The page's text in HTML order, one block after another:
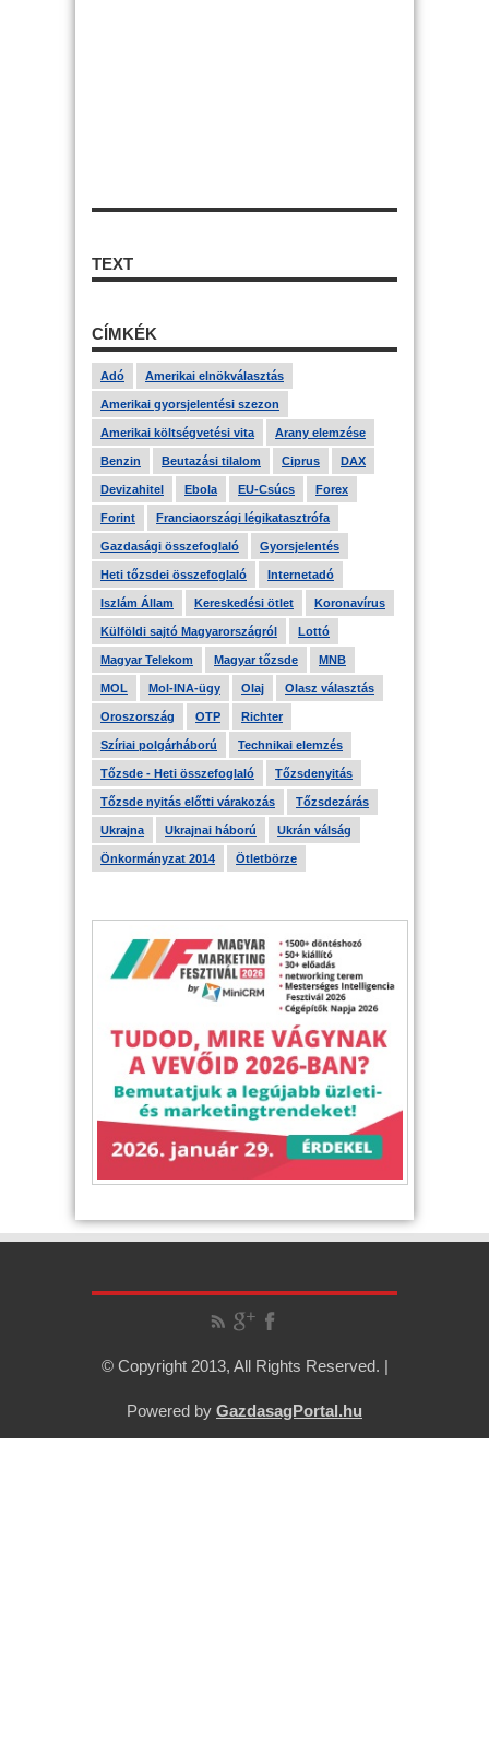
TEXT
CÍMKÉK
Adó Amerikai elnökválasztás
Amerikai gyorsjelentési szezon
Amerikai költségvetési vita Arany elemzése
Benzin Beutazási tilalom Ciprus DAX
Devizahitel Ebola EU-Csúcs Forex
Forint Franciaországi légikatasztrófa
Gazdasági összefoglaló Gyorsjelentés
Heti tőzsdei összefoglaló Internetadó
Iszlám Állam Kereskedési ötlet Koronavírus
Külföldi sajtó Magyarországról Lottó
Magyar Telekom Magyar tőzsde MNB
MOL Mol-INA-ügy Olaj Olasz választás
Oroszország OTP Richter
Szíriai polgárháború Technikai elemzés
Tőzsde - Heti összefoglaló Tőzsdenyitás
Tőzsde nyitás előtti várakozás Tőzsdezárás
Ukrajna Ukrajnai háború Ukrán válság
Önkormányzat 2014 Ötletbörze
© Copyright 2013, All Rights Reserved. |
Powered by GazdasagPortal.hu